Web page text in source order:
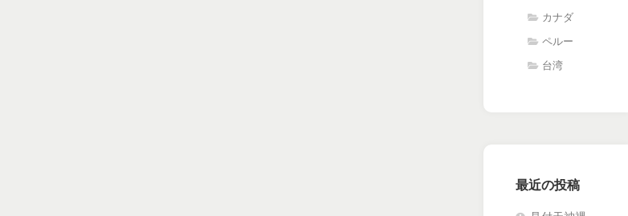
カナダ
ペルー
台湾
最近の投稿